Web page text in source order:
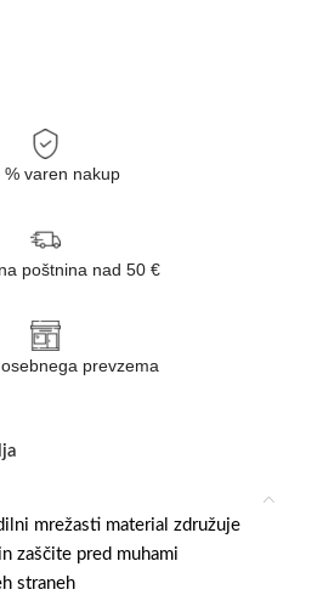
% varen nakup
poštnina nad 50 €
prevzema
mrežasti material združuje
zaščite pred muhami
straneh